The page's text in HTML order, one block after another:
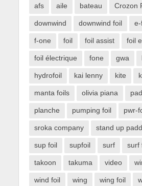
afs aile bateau Crozon
downwind downwind foil
f-one foil foil assist foil
foil électrique fone gwa
hydrofoil kai lenny kite
manta foils olivia piana
planche pumping foil pwr-
sroka company stand up
sup foil supfoil surf surf
takoon takuma video
wind foil wing wing foil